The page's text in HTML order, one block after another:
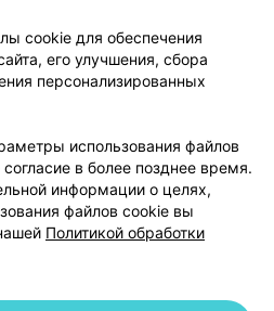
Новости проекта
Медицинский маркетинг
Доставка
Вакансии
Партнеры
103.by
в поддержку
настройки Cookie
cookie для обеспечения
его улучшения, сбора
персонализированных
использования файлов
в более позднее время.
информации о целях,
файлов cookie вы
Политикой обработки